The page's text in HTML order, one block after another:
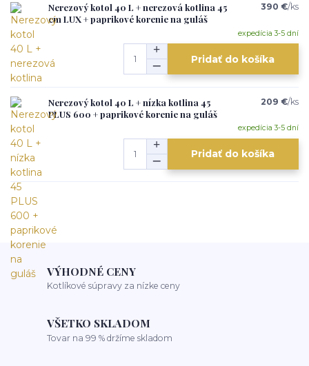
Nerezový kotol 40 L + nerezová kotlina 45
cm LUX + paprikové korenie na guláš
390 €/ks
expedícia 3-5 dní
Pridať do košíka
Nerezový kotol 40 L + nízka kotlina 45
PLUS 600 + paprikové korenie na guláš
209 €/ks
expedícia 3-5 dní
Pridať do košíka
VÝHODNÉ CENY
Kotlíkové súpravy za nízke ceny
VŠETKO SKLADOM
Tovar na 99 % držíme skladom